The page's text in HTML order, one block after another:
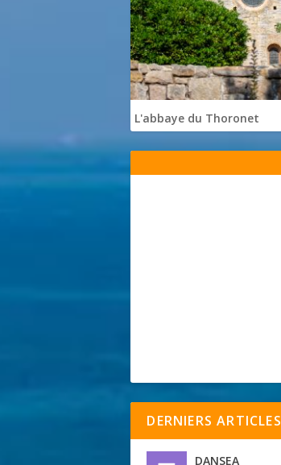
L'abbaye du Thoronet
DERNIERS ARTICLES
DANSEA